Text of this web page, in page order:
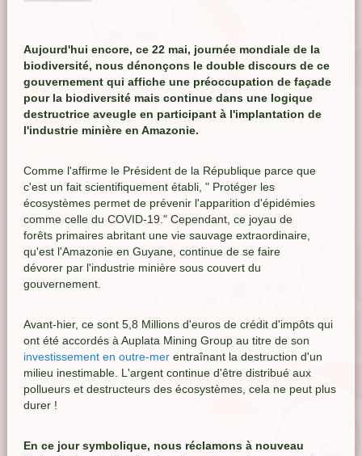
Aujourd'hui encore, ce 22 mai, journée mondiale de la
biodiversité, nous dénonçons le double discours de ce
gouvernement qui affiche une préoccupation de façade
pour la biodiversité mais continue dans une logique
destructrice aveugle en participant à l'implantation de
l'industrie minière en Amazonie.
Comme l'affirme le Président de la République parce que
c'est un fait scientifiquement établi, " Protéger les
écosystèmes permet de prévenir l'apparition d'épidémies
comme celle du COVID-19." Cependant, ce joyau de
forêts primaires abritant une vie sauvage extraordinaire,
qu'est l'Amazonie en Guyane, continue de se faire
dévorer par l'industrie minière sous couvert du
gouvernement.
Avant-hier, ce sont 5,8 Millions d'euros de crédit d'impôts qui
ont été accordés à Auplata Mining Group au titre de son
investissement en outre-merentraînant la destruction d'un
milieu inestimable. L'argent continue d'être distribué aux
pollueurs et destructeurs des écosystèmes, cela ne peut plus
durer !
En ce jour symbolique, nous réclamons à nouveau